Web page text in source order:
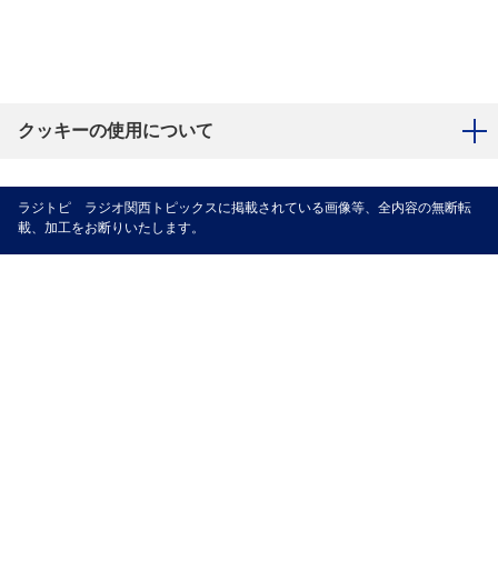
クッキーの使用について
ラジトピ ラジオ関西トピックスに掲載されている画像等、全内容の無断転
載、加工をお断りいたします。